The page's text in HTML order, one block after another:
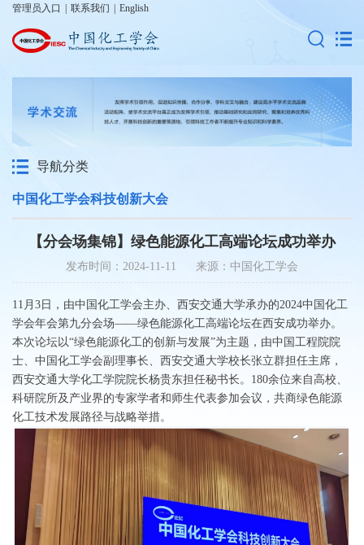
管理员入口 联系我们 English
导航分类
中国化工学会科技创新大会
【分会场集锦】绿色能源化工高端论坛成功举办
发布时间：2024-11-11 来源：中国化工学会
11月3日，由中国化工学会主办、西安交通大学承办的2024中国化工
学会年会第九分会场——绿色能源化工高端论坛在西安成功举办。
本次论坛以“绿色能源化工的创新与发展”为主题，由中国工程院院
士、中国化工学会副理事长、西安交通大学校长张立群担任主席，
西安交通大学化工学院院长杨贵东担任秘书长。180余位来自高校、
科研院所及产业界的专家学者和师生代表参加会议，共商绿色能源
化工技术发展路径与战略举措。